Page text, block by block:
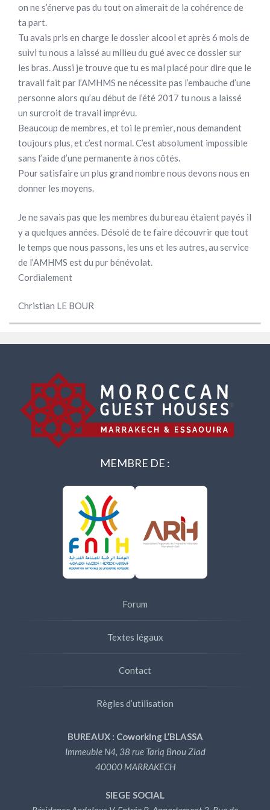
on ne s’énerve pas du tout on aimerait de la cohérence de
ta part.
Tu avais pris en charge le dossier alcool et après 6 mois de
suivi tu nous a laissé au milieu du gué avec ce dossier sur
les bras. Aussi je trouve que tu es mal placé pour dire que le
travail fait par l’AMHMS ne nécessite pas l’embauche d’une
personne alors qu’au début de l’été 2017 tu nous a laissé
un surcroit de travail imprévu.
Beaucoup de membres, et toi le premier, nous demandent
toujours plus, et c’est normal. C’est absolument impossible
sans l’aide d’une permanente à nos côtés.
Pour satisfaire un plus grand nombre nous devons nous en
donner les moyens.
Je ne savais pas que les membres du bureau étaient payés il
y a quelques années. Désolé de te faire découvrir que tout
le temps que nous passons, les uns et les autres, au service
de l’AMHMS est du pur bénévolat.
Cordialement
Christian LE BOUR
MEMBRE DE :
Forum
Textes légaux
Contact
Règles d’utilisation
BUREAUX : Coworking L’BLASSA
Immeuble N4, 38 rue Tariq Bnou Ziad
40000 MARRAKECH
SIEGE SOCIAL